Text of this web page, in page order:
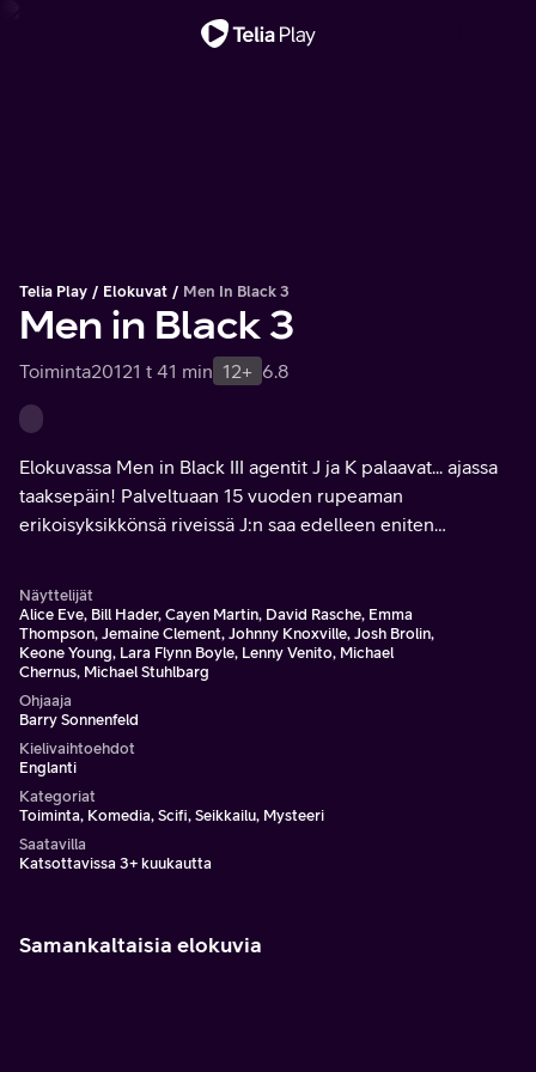
Telia Play Elokuvat Men In Black 3
Men in Black 3
Toiminta20121 t 41 min 12+ 6.8
Elokuvassa Men in Black III agentit J ja K palaavat... ajassa
taaksepäin! Palveltuaan 15 vuoden rupeaman
erikoisyksikkönsä riveissä J:n saa edelleen eniten
Näyttelijät
Alice Eve, Bill Hader, Cayen Martin, David Rasche, Emma
Thompson, Jemaine Clement, Johnny Knoxville, Josh Brolin,
Keone Young, Lara Flynn Boyle, Lenny Venito, Michael
Chernus, Michael Stuhlbarg
Ohjaaja
Barry Sonnenfeld
Kielivaihtoehdot
Englanti
Kategoriat
Toiminta, Komedia, Scifi, Seikkailu, Mysteeri
Saatavilla
Katsottavissa 3+ kuukautta
Samankaltaisia elokuvia